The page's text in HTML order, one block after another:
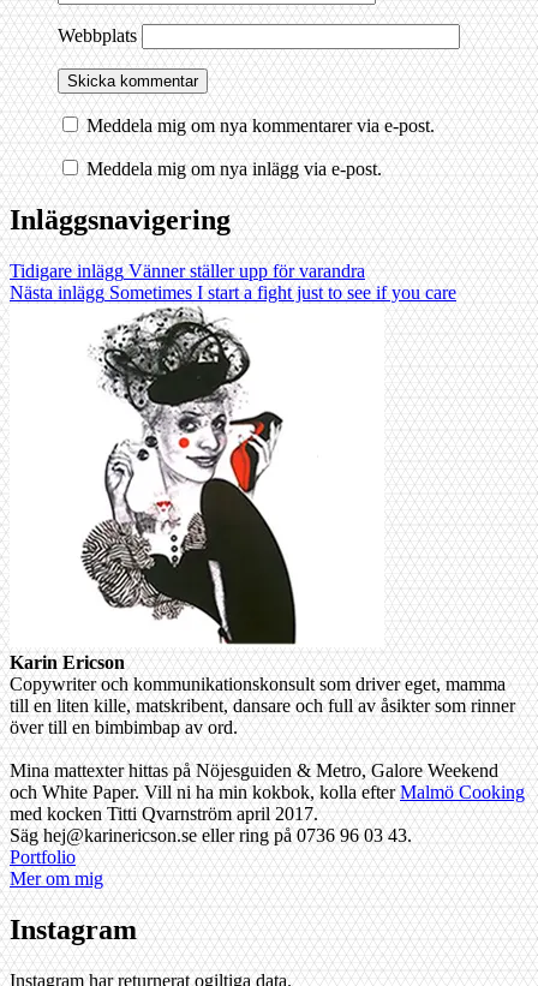
Webbplats
Meddela mig om nya kommentarer via e-post.
Meddela mig om nya inlägg via e-post.
Inläggsnavigering
Tidigare inläggVänner ställer upp för varandra
Nästa inläggSometimes I start a fight just to see if you care
Karin Ericson
Copywriter och kommunikationskonsult som driver eget, mamma
till en liten kille, matskribent, dansare och full av åsikter som rinner
över till en bimbimbap av ord.
Mina mattexter hittas på Nöjesguiden & Metro, Galore Weekend
och White Paper. Vill ni ha min kokbok, kolla efterMalmö Cooking
med kocken Titti Qvarnström april 2017.
Säg hej@karinericson.se eller ring på 0736 96 03 43.
Portfolio
Mer om mig
Instagram
Instagram har returnerat ogiltiga data.